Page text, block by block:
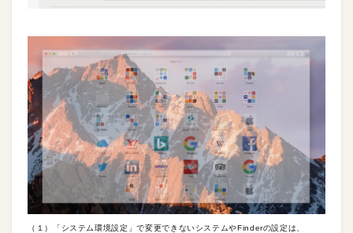
（１）「システム環境設定」で変更できないシステムやFinderの設定は、